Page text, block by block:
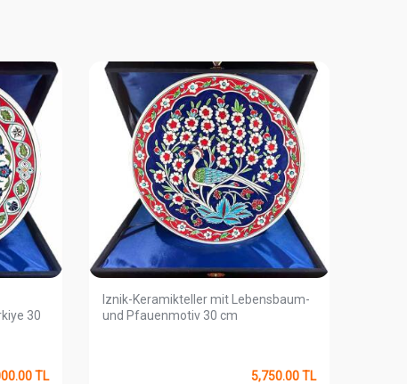
30
TL
Iznik-Keramikteller mit Lebensbaum-
und Pfauenmotiv 30 cm
5,750.00TL